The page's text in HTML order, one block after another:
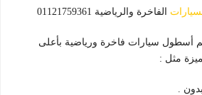
الفاخرة والرياضية 01121759361
أسطول سيارات فاخرة ورياضية بأعلى
مثل :
.